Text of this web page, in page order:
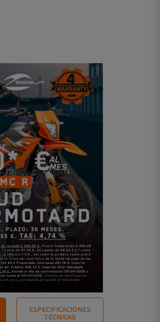
ESPECIFICACIONES
TÉCNICAS